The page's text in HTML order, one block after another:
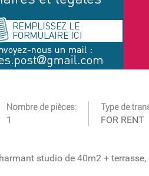
Nombre de pièces:
1
Type de
FOR RENT
studio de 40m2 +